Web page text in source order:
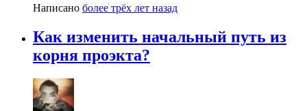
Написано более трёх лет назад
Как изменить начальный путь из
корня проэкта?